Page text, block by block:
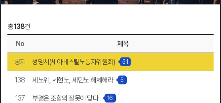
총138건
No 제목
공지 성명서(세아베스틸노동자위원회) 51
138 세노위, 세현노, 세민노 해체해라 5
137 부결은 조합의 잘못이 맞다. 16